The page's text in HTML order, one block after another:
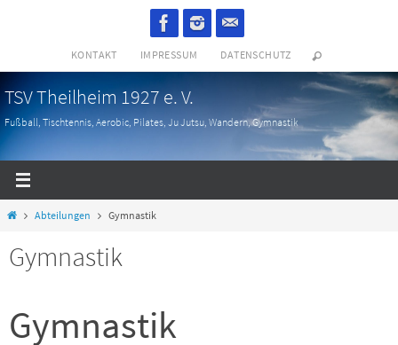
KONTAKT IMPRESSUM DATENSCHUTZ
TSV Theilheim 1927 e. V.
Fußball, Tischtennis, Aerobic, Pilates, Ju Jutsu, Wandern, Gymnastik
StartAbteilungen Gymnastik
Gymnastik
Gymnastik